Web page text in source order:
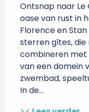
Ontsnap naar Le
oase van rust in
Florence en
sterren gîtes,
combineren met
van een domein
zwembad,
In de...